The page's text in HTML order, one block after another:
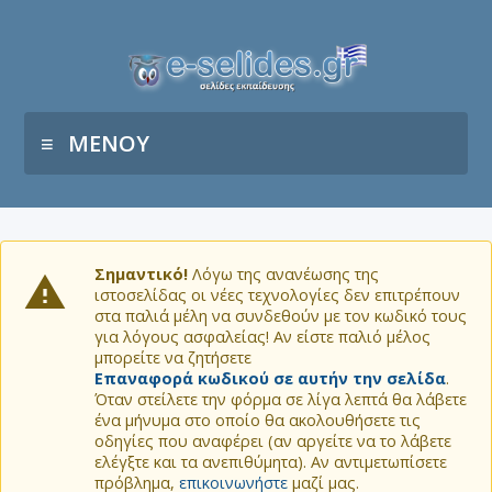
ΜΕΝΟΥ
Σημαντικό! Λόγω της ανανέωσης της
ιστοσελίδας οι νέες τεχνολογίες δεν επιτρέπουν
στα παλιά μέλη να συνδεθούν με τον κωδικό τους
για λόγους ασφαλείας! Αν είστε παλιό μέλος
μπορείτε να ζητήσετε
Επαναφορά κωδικού σε αυτήν την σελίδα.
Όταν στείλετε την φόρμα σε λίγα λεπτά θα λάβετε
ένα μήνυμα στο οποίο θα ακολουθήσετε τις
οδηγίες που αναφέρει (αν αργείτε να το λάβετε
ελέγξτε και τα ανεπιθύμητα). Αν αντιμετωπίσετε
πρόβλημα, επικοινωνήστε μαζί μας.